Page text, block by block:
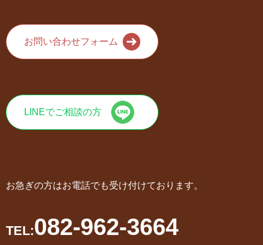
お問い合わせフォーム
LINEでご相談の方
お急ぎの方はお電話でも受け付けております。
TEL:082-962-3664